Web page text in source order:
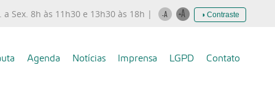
Sex. 8h às 11h30 e 13h30 às 18h | ◑ Contraste
Agenda Notícias Imprensa LGPD Contato